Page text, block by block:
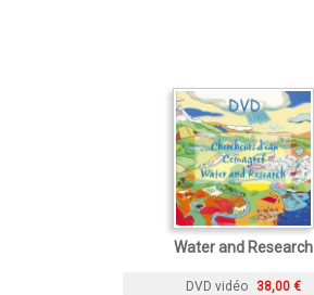
Water and Research
DVD vidéo 38,00 €